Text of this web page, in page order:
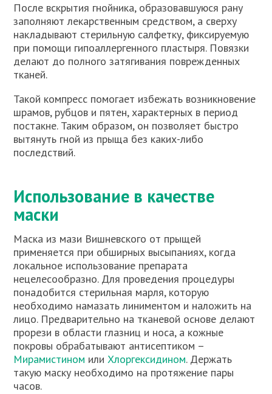
После вскрытия гнойника, образовавшуюся рану
заполняют лекарственным средством, а сверху
накладывают стерильную салфетку, фиксируемую
при помощи гипоаллергенного пластыря. Повязки
делают до полного затягивания поврежденных
тканей.
Такой компресс помогает избежать возникновение
шрамов, рубцов и пятен, характерных в период
постакне. Таким образом, он позволяет быстро
вытянуть гной из прыща без каких-либо
последствий.
Использование в качестве
маски
Маска из мази Вишневского от прыщей
применяется при обширных высыпаниях, когда
локальное использование препарата
нецелесообразно. Для проведения процедуры
понадобится стерильная марля, которую
необходимо намазать линиментом и наложить на
лицо. Предварительно на тканевой основе делают
прорези в области глазниц и носа, а кожные
покровы обрабатывают антисептиком –
Мирамистином илиХлоргексидином. Держать
такую маску необходимо на протяжение пары
часов.